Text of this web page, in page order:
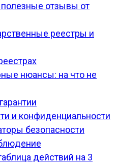
полезные отзывы от
реестры и
нюансы: на что не
и конфиденциальности
безопасности
действий на 3